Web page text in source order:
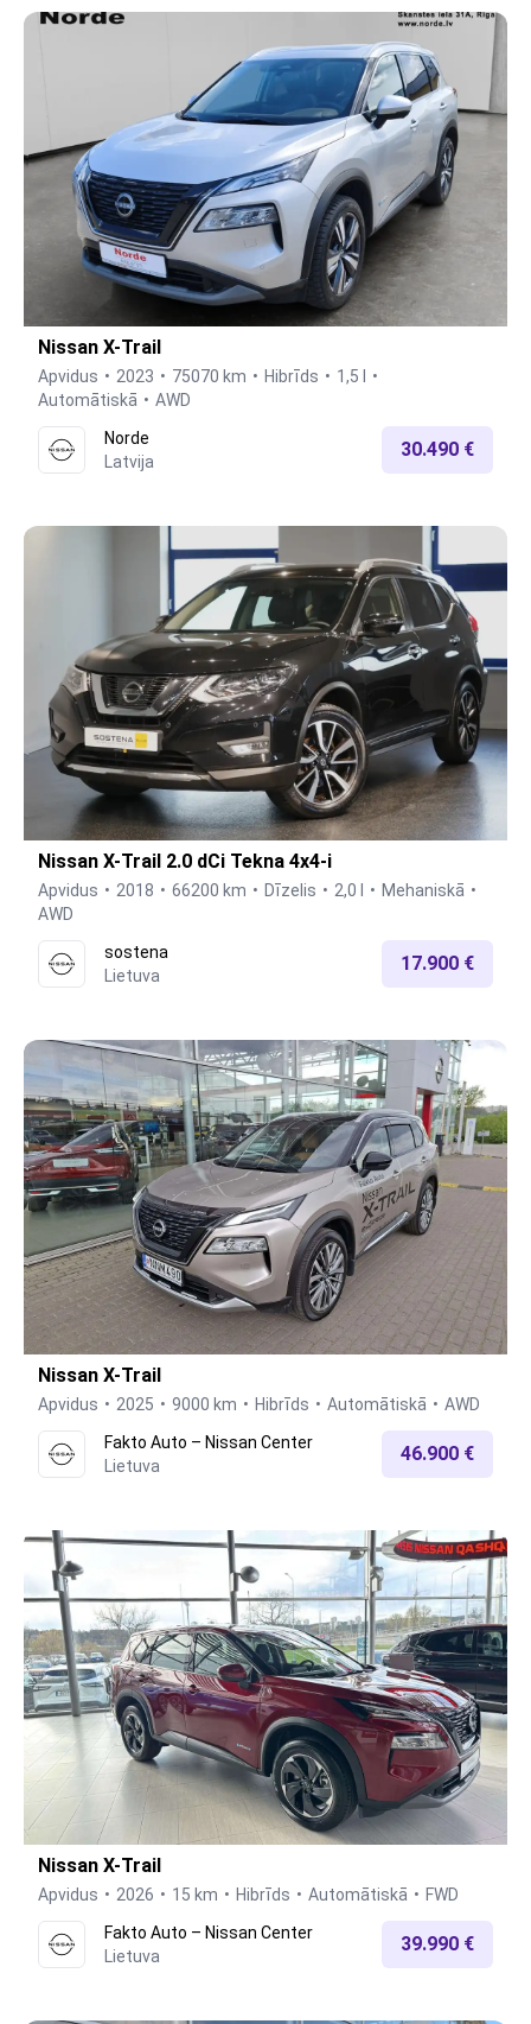
Nissan X-Trail
Apvidus 2023 75070 km Hibrīds
1,5 l
Automātiskā
AWD
Norde
Latvija
30.490 €
Nissan X-Trail 2.0 dCi Tekna 4x4-i
Apvidus 2018 66200 km Dīzelis 2,0 l
Mehaniskā
AWD
sostena
Lietuva
17.900 €
Nissan X-Trail
Apvidus 2025 9000 km Hibrīds Automātiskā
AWD
Fakto Auto – Nissan Center
Lietuva
46.900 €
Nissan X-Trail
Apvidus 2026 15 km Hibrīds Automātiskā
FWD
Fakto Auto – Nissan Center
Lietuva
39.990 €